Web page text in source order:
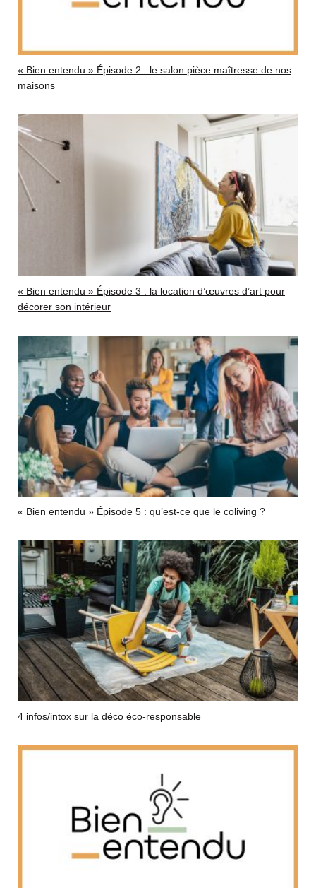
« Bien entendu » Épisode 2 : le salon pièce maîtresse de nos
maisons
« Bien entendu » Épisode 3 : la location d’œuvres d’art pour
décorer son intérieur
« Bien entendu » Épisode 5 : qu’est-ce que le coliving ?
4 infos/intox sur la déco éco-responsable